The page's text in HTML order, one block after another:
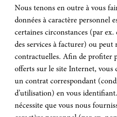
Nous tenons en outre à vous
données à caractère personnel
certaines circonstances (par
des services à facturer) ou
contractuelles. Afin de profiter
offerts sur le site Internet, vous
un contrat correspondant
d’utilisation) en vous
nécessite que vous nous